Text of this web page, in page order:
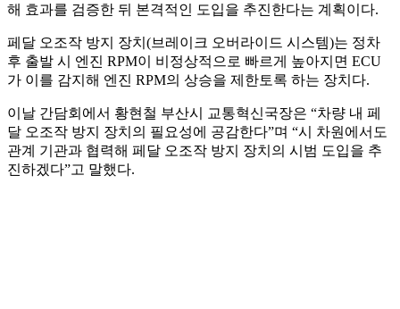
해 효과를 검증한 뒤 본격적인 도입을 추진한다는 계획이다.
페달 오조작 방지 장치(브레이크 오버라이드 시스템)는 정차
후 출발 시 엔진 RPM이 비정상적으로 빠르게 높아지면 ECU
가 이를 감지해 엔진 RPM의 상승을 제한토록 하는 장치다.
이날 간담회에서 황현철 부산시 교통혁신국장은 “차량 내 페
달 오조작 방지 장치의 필요성에 공감한다”며 “시 차원에서도
관계 기관과 협력해 페달 오조작 방지 장치의 시범 도입을 추
진하겠다”고 말했다.